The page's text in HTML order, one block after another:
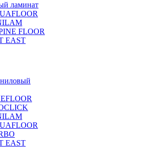
ламинат
FLOOR
EAST
EAST